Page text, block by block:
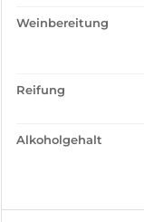
Weinbereitung
Reifung
Alkoholgehalt